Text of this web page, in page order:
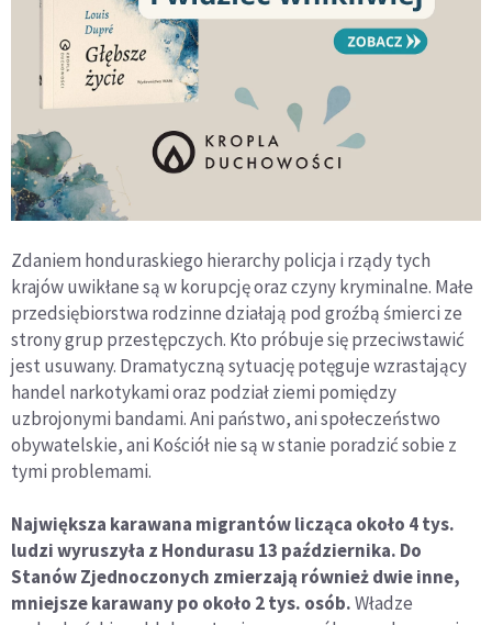
Zdaniem honduraskiego hierarchy policja i rządy tych
krajów uwikłane są w korupcję oraz czyny kryminalne. Małe
przedsiębiorstwa rodzinne działają pod groźbą śmierci ze
strony grup przestępczych. Kto próbuje się przeciwstawić
jest usuwany. Dramatyczną sytuację potęguje wzrastający
handel narkotykami oraz podział ziemi pomiędzy
uzbrojonymi bandami. Ani państwo, ani społeczeństwo
obywatelskie, ani Kościół nie są w stanie poradzić sobie z
tymi problemami.
Największa karawana migrantów licząca około 4 tys.
ludzi wyruszyła z Hondurasu 13 października. Do
Stanów Zjednoczonych zmierzają również dwie inne,
mniejsze karawany po około 2 tys. osób.Władze